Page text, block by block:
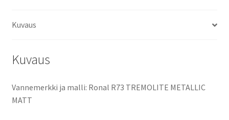
o
Kuvaus
Kuvaus
Vannemerkki ja malli: Ronal R73 TREMOLITE METALLIC
MATT